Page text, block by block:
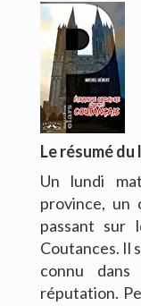
Copyright ©
Le résumé du
Un lundi
province, un
passant sur
Coutances. Il
connu
réputation.